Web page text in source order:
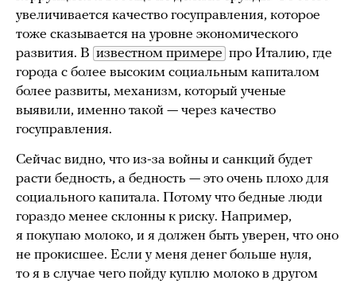
увеличивается качество госуправления, которое
тоже сказывается на уровне экономического
развития. В известном примере про Италию, где
города с более высоким социальным капиталом
более развиты, механизм, который ученые
выявили, именно такой — через качество
госуправления.
Сейчас видно, что из-за войны и санкций будет
расти бедность, а бедность — это очень плохо для
социального капитала. Потому что бедные люди
гораздо менее склонны к риску. Например,
я покупаю молоко, и я должен быть уверен, что оно
не прокисшее. Если у меня денег больше нуля,
то я в случае чего пойду куплю молоко в другом